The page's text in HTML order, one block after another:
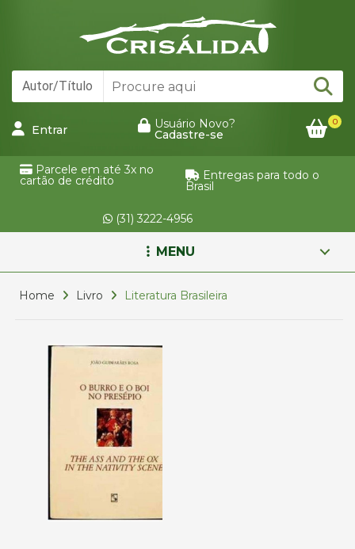
Entrar Usuário Novo?
Cadastre-se
0
Parcele em até 3x no
cartão de crédito Entregas para todo o
Brasil
(31) 3222-4956
MENU
Home Livro Literatura Brasileira